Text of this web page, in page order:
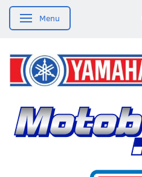
Skifte navigation
Menu